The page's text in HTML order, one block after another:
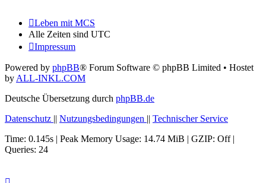
Leben mit MCS
Alle Zeiten sind UTC
Impressum
Powered by phpBB® Forum Software © phpBB Limited • Hostet
by ALL-INKL.COM
Deutsche Übersetzung durch phpBB.de
Datenschutz || Nutzungsbedingungen || Technischer Service
Time: 0.145s | Peak Memory Usage: 14.74 MiB | GZIP: Off |
Queries: 24